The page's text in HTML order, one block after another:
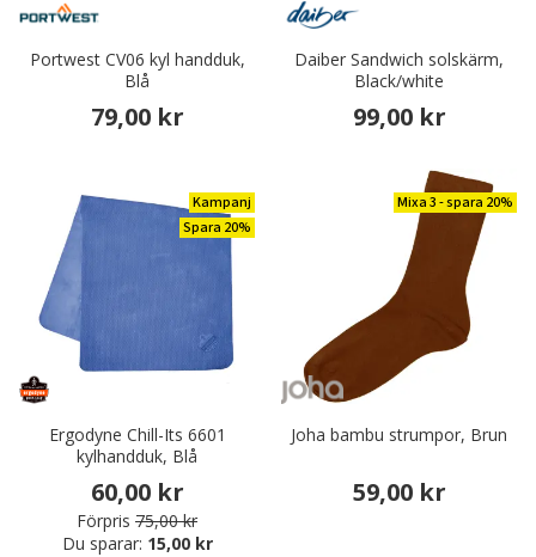
Portwest CV06 kyl handduk,
Blå
79,00 kr
Daiber Sandwich solskärm,
Black/white
99,00 kr
Kampanj
Spara 20%
Ergodyne Chill-Its 6601
kylhandduk, Blå
60,00 kr
Förpris 75,00 kr
Du sparar: 15,00 kr
Mixa 3 - spara 20%
Joha bambu strumpor, Brun
59,00 kr